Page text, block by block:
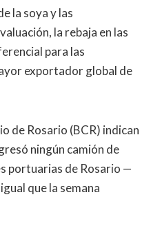
la soya y las
la rebaja en las
para las
exportador global de
de Rosario (BCR) indican
ningún camión de
portuarias de Rosario —
que la semana